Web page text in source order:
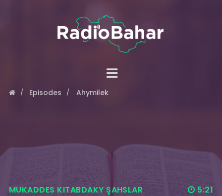
Episodes Ahymilek
MUKADDES KITABDAKY ŞAHSLAR 5:21